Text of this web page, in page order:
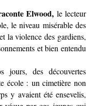
Elwood, le lecteur
le niveau misérable des
la violence des gardiens,
et bien entendu
jours, des découvertes
école : un cimetière non
y avaient été ensevelis,